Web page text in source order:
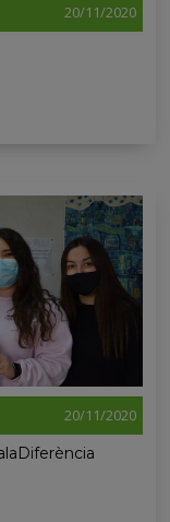
20/11/2020
20/11/2020